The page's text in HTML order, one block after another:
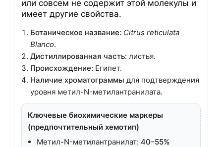
или совсем не содержит этой молекулы и
имеет другие свойства.
Ботаническое название: Citrus reticulata
Blanco.
Дистиллированная часть: листья.
Происхождение: Египет.
Наличие хроматограммы для подтверждения
уровня метил-N-метилантранилата.
Ключевые биохимические маркеры
(предпочтительный хемотип)
Метил-N-метилантранилат: 40–55%